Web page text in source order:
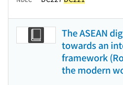
The ASEAN
towards an
framework
the modern